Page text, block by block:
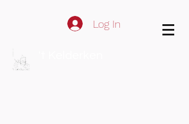
Log In